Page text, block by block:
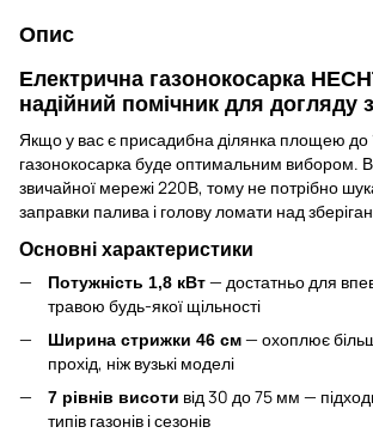
Опис
Електрична газонокосарка
надійний помічник для догляду
Якщо у вас є присадибна ділянка площею до
газонокосарка буде оптимальним вибором.
звичайної мережі 220В, тому не потрібно
заправки палива і голову ломати над
Основні характеристики
Потужність 1,8 кВт— достатньо для
травою будь-якої щільності
Ширина стрижки 46 см— охоплює
прохід, ніж вузькі моделі
7 рівнів висоти від 30 до 75 мм —
типів газонів і сезонів